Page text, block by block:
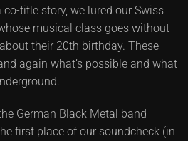
title story, we lured our Swiss
musical class goes without
their 20th birthday. These
again what’s possible and what
German Black Metal band
first place of our soundcheck (in